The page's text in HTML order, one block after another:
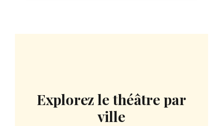
Explorez le théâtre par
ville